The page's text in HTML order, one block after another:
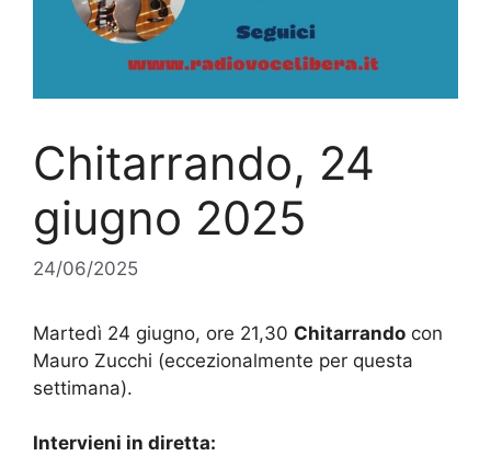
Chitarrando, 24
giugno 2025
24/06/2025
Martedì 24 giugno, ore 21,30 Chitarrando con
Mauro Zucchi (eccezionalmente per questa
settimana).
Intervieni in diretta: